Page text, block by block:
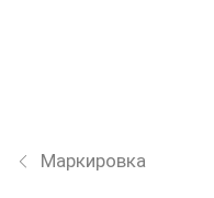
Маркировка